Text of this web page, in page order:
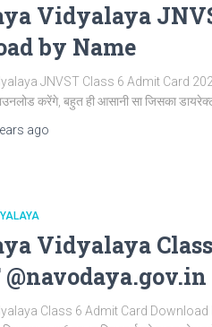
Vidyalaya
by Name
JNVST Class 6 Admit Card
करेंगे, बहुत ही आसानी सा जिसका
ago
Vidyalaya
Class 6 Admit Card Download